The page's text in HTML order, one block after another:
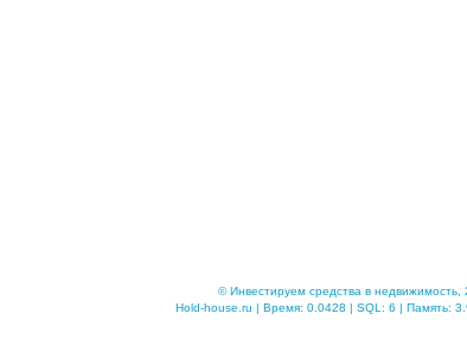
© Инвестируем средства в недвижимость,
Hold-house.ru | Время: 0.0428 | SQL: 6 | Память: